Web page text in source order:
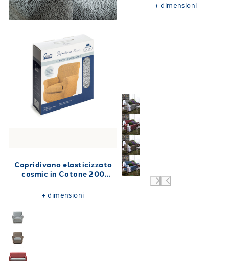
Copridivano elasticizzato
cosmic in Cotone 200
+dimensioni
+dimensioni